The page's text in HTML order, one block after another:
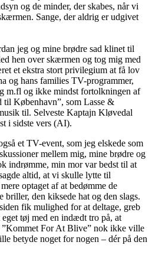
og de minder, der skabes, når vi
Sange, der aldrig er udgivet
jeg og mine brødre sad klinet til
hen over skærmen og tog mig med
et ekstra stort privilegium at få lov
og hans families TV-programmer,
m.fl og ikke mindst fortolkningen af
København”, som Lasse &
til. Selveste Kaptajn Kløvedal
i sidste vers (AI).
et TV-event, som jeg elskede som
mellem mig, mine brødre og
indrømme, min mor var bedst til at
altid, at vi skulle lytte til
optaget af at bedømme de
den kiksede hat og den slags.
fik mulighed for at deltage, greb
tøj med en indædt tro på, at
”Kommet For At Blive” nok ikke ville
betyde noget for nogen – dér på den